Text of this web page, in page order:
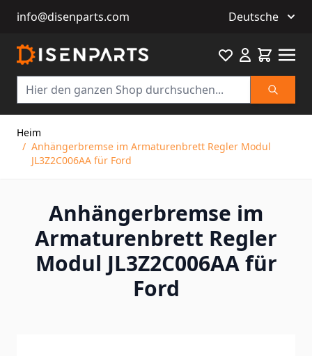
info@disenparts.com Deutsche
Suche
Favourite
Heim
/ Anhängerbremse im Armaturenbrett Regler Modul
JL3Z2C006AA für Ford
Anhängerbremse im
Armaturenbrett Regler
Modul JL3Z2C006AA für
Ford